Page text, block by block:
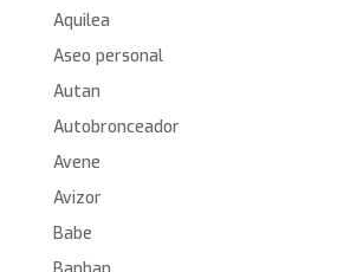
Aquilea
Aseo personal
Autan
Autobronceador
Avene
Avizor
Babe